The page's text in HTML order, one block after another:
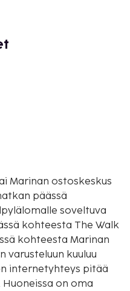
Marinan ostoskeskus
päässä
kohteesta The Walk
kohteesta Marinan
varusteluun kuuluu
internetyhteys pitää
on oma